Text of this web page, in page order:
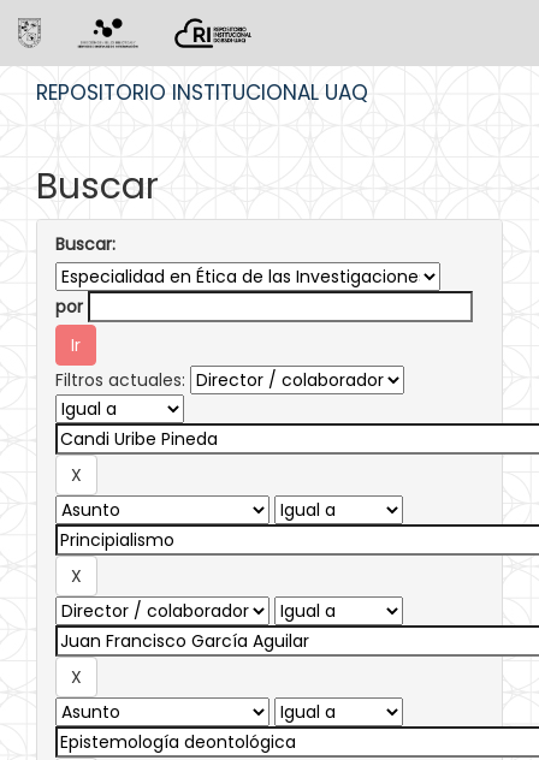
REPOSITORIO INSTITUCIONAL UAQ
Buscar
Buscar:
por
Filtros actuales: